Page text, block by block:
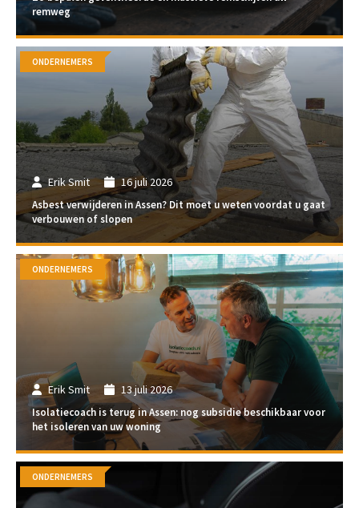
remweg
Erik Smit 16 juli 2026
Asbest verwijderen in Assen? Dit moet u weten voordat u gaat
verbouwen of slopen
ONDERNEMERS
Erik Smit 13 juli 2026
Isolatiecoach is terug in Assen: nog subsidie beschikbaar voor
het isoleren van uw woning
ONDERNEMERS
ONDERNEMERS